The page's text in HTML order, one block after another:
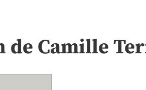
de Camille